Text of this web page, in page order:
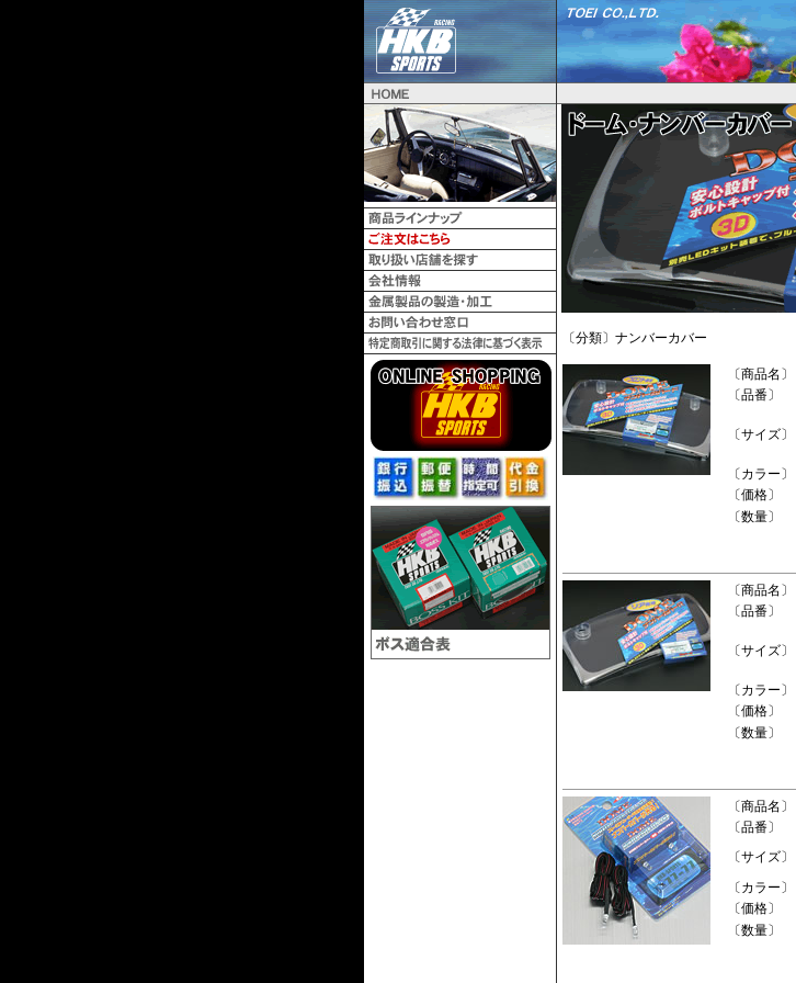
〔分類〕ナンバーカバー
〔商品名〕
〔品番〕
〔サイズ〕
〔カラー〕
〔価格〕
〔数量〕
〔商品名〕
〔品番〕
〔サイズ〕
〔カラー〕
〔価格〕
〔数量〕
〔商品名〕
〔品番〕
〔サイズ〕
〔カラー〕
〔価格〕
〔数量〕